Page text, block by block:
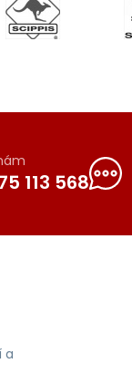
113 568
a